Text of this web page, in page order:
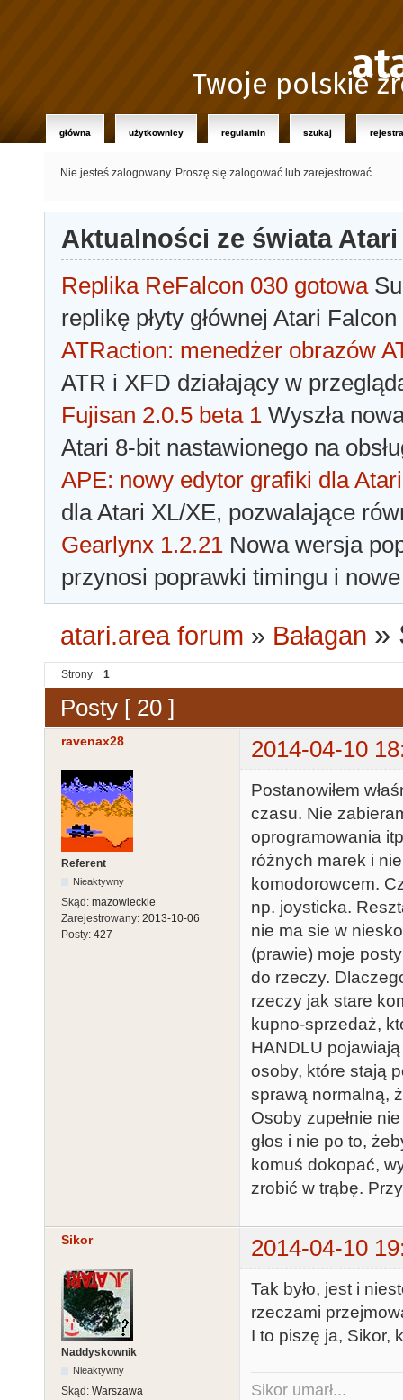
Twoje polskie
główna użytkownicy regulamin szukaj
Nie jesteś zalogowany. Proszę się zalogować lub zarejestrować.
Aktualności ze świata Atari
Replika ReFalcon 030 gotowa
replikę płyty głównej Atari
ATRaction: menedżer obrazów
ATR i XFD działający w
Fujisan 2.0.5 beta 1 Wyszła
Atari 8-bit nastawionego na
APE: nowy edytor grafiki dla Atari
dla Atari XL/XE, pozwalające
Gearlynx 1.2.21 Nowa wersja
przynosi poprawki timingu i
atari.area forum » Bałagan »
Strony 1
Posty [ 20 ]
ravenax28 2014-04-10
Referent
Nieaktywny
Skąd: mazowieckie
Zarejestrowany: 2013-10-06
Posty: 427
Postanowiłem
czasu. Nie
oprogramowania
różnych marek i
komodorowcem.
np. joysticka.
nie ma sie w
(prawie) moje
do rzeczy.
rzeczy jak stare
kupno-sprzedaż,
HANDLU
osoby, które stają
sprawą normalną,
Osoby zupełnie
głos i nie po to,
komuś dokopać,
zrobić w trąbę.
Sikor 2014-04-10
Naddyskownik
Nieaktywny
Skąd: Warszawa
Tak było, jest i
rzeczami
I to piszę ja, Sikor,
Sikor umarł...